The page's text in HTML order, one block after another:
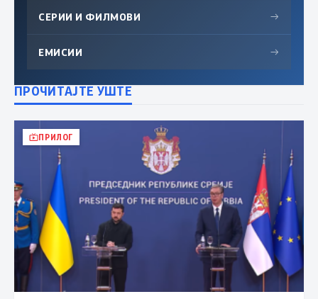
СЕРИИ И ФИЛМОВИ →
ЕМИСИИ →
ПРОЧИТАЈТЕ УШТЕ
ПРИЛОГ